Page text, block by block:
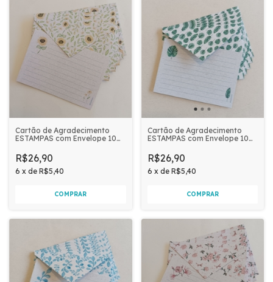
Cartão de Agradecimento
ESTAMPAS com Envelope 10
R$26,90
6 x de R$5,40
Cartão de Agradecimento
ESTAMPAS com Envelope 10
R$26,90
6 x de R$5,40